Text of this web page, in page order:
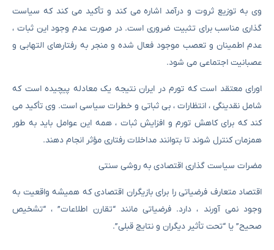
وی به توزیع ثروت و درآمد اشاره می کند و تأکید می کند که سیاست
گذاری مناسب برای تثبیت ضروری است. در صورت عدم وجود این ثبات ،
عدم اطمینان و تعصب موجود فعال شده و منجر به رفتارهای التهابی و
عصبانیت اجتماعی می شود.
اورای معتقد است که تورم در ایران نتیجه یک معادله پیچیده است که
شامل نقدینگی ، انتظارات ، بی ثباتی و خطرات سیاسی است. وی تأکید می
کند که برای کاهش تورم و افزایش ثبات ، همه این عوامل باید به طور
همزمان کنترل شوند تا بتوانند مداخلات رفتاری مؤثر انجام دهند.
مضرات سیاست گذاری اقتصادی به روشی سنتی
اقتصاد متعارف فرضیاتی را برای بازیگران اقتصادی که همیشه واقعیت به
وجود نمی آورند ، دارد. فرضیاتی مانند “تقارن اطلاعات” ، “تشخیص
صحیح” یا “تحت تأثیر دیگران و نتایج قبلی”.